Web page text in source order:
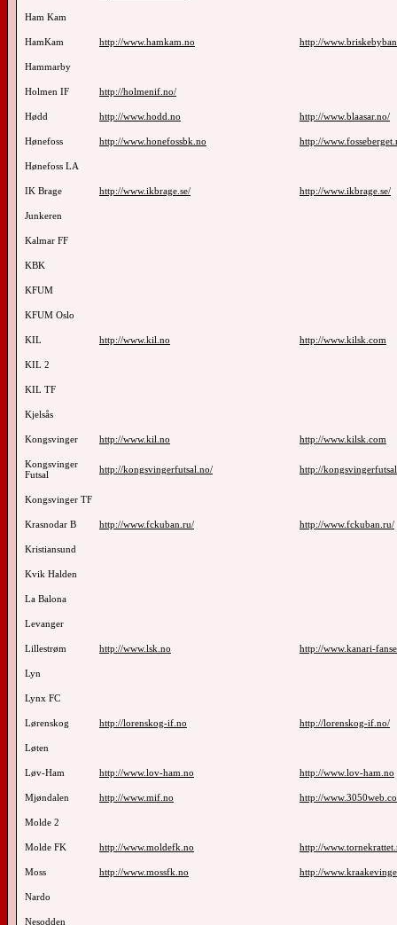
Ham Kam
HamKam http://www.hamkam.no http://
Hammarby
Holmen IF http://holmenif.no/
Hødd http://www.hodd.no http://www.blaasar.no/
Hønefoss http://www.honefossbk.no http://
Hønefoss LA
IK Brage http://www.ikbrage.se/ http://www.ikbrage.se/
Junkeren
Kalmar FF
KBK
KFUM
KFUM Oslo
KIL http://www.kil.no http://www.kilsk.com
KIL 2
KIL TF
Kjelsås
Kongsvinger http://www.kil.no http://www.kilsk.com
Kongsvinger
Futsal
http://kongsvingerfutsal.no/ http://
Kongsvinger TF
Krasnodar B http://www.fckuban.ru/ http://www.fckuban.ru/
Kristiansund
Kvik Halden
La Balona
Levanger
Lillestrøm http://www.lsk.no http://www.kanari-
Lyn
Lynx FC
Lørenskog http://lorenskog-if.no http://lorenskog-if.no/
Løten
Løv-Ham http://www.lov-ham.no http://www.lov-ham.no
Mjøndalen http://www.mif.no http://
Molde 2
Molde FK http://www.moldefk.no http://
Moss http://www.mossfk.no http://
Nardo
Nesodden